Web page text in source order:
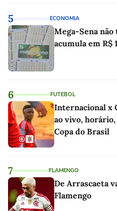
5 ECONOMIA
Mega-Sena
acumula em R$
6 FUTEBOL
Internacional x
ao vivo,
Copa do Brasil
7 FLAMENGO
De Arrascaeta
Flamengo